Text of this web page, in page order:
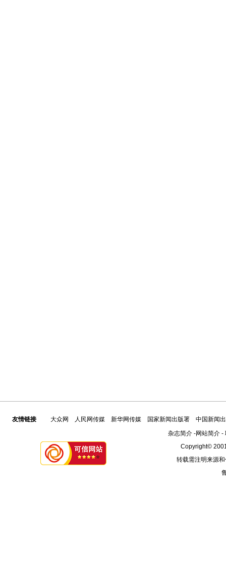
友情链接 大众网 人民网传媒 新华网传媒 国家新闻出版署
中国新闻
杂志简介-网站简介-
Copyright©
转载需注明来源